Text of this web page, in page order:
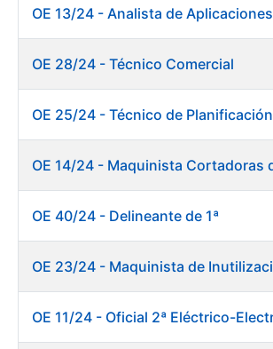
OE 28/24 - Técnico Comercial
OE 25/24 - Técnico de Planificación
OE 40/24 - Delineante de 1ª